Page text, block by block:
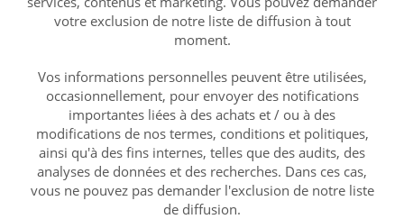
votre exclusion de notre liste de diffusion à tout
moment.
Vos informations personnelles peuvent être utilisées,
occasionnellement, pour envoyer des notifications
importantes liées à des achats et / ou à des
modifications de nos termes, conditions et politiques,
ainsi qu'à des fins internes, telles que des audits, des
analyses de données et des recherches. Dans ces cas,
vous ne pouvez pas demander l'exclusion de notre liste
de diffusion.